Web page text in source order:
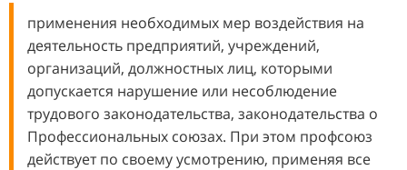
применения необходимых мер воздействия на
деятельность предприятий, учреждений,
организаций, должностных лиц, которыми
допускается нарушение или несоблюдение
трудового законодательства, законодательства о
Профессиональных союзах. При этом профсоюз
действует по своему усмотрению, применяя все